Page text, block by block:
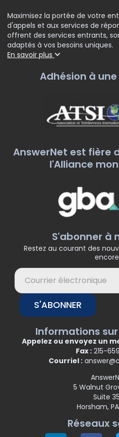
Maximisez la portée de votre
d'appels et aux services de
offrent des services entrants,
adaptés à vos besoins uniques.
En savoir plus
Adhésion à
AnswerNet est fière
l'Alliance
S'abonner à
Restez au courant des
S'ABONNER
Informations
Appelez ou envoyez un
Fax : 215-
Courriel :
5 Walnut
Suite
Horsham,
Réseaux